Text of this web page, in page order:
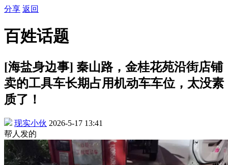
分享 返回
百姓话题
[海盐身边事] 秦山路，金桂花苑沿街店铺
卖的工具车长期占用机动车车位，太没素
质了！
现实小伙 2026-5-17 13:41
帮人发的